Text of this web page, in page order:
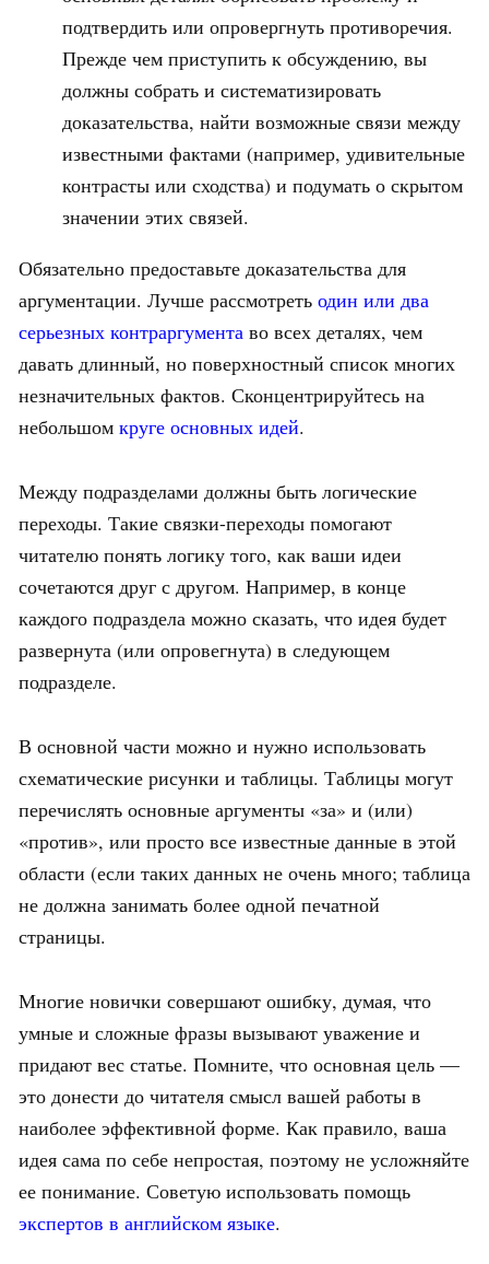
подтвердить или опровергнуть противоречия.
Прежде чем приступить к обсуждению, вы
должны собрать и систематизировать
доказательства, найти возможные связи между
известными фактами (например, удивительные
контрасты или сходства) и подумать о скрытом
значении этих связей.
Обязательно предоставьте доказательства для
аргументации. Лучше рассмотреть один или два
серьезных контраргумента во всех деталях, чем
давать длинный, но поверхностный список многих
незначительных фактов. Сконцентрируйтесь на
небольшом круге основных идей.
Между подразделами должны быть логические
переходы. Такие связки-переходы помогают
читателю понять логику того, как ваши идеи
сочетаются друг с другом. Например, в конце
каждого подраздела можно сказать, что идея будет
развернута (или опровегнута) в следующем
подразделе.
В основной части можно и нужно использовать
схематические рисунки и таблицы. Таблицы могут
перечислять основные аргументы «за» и (или)
«против», или просто все известные данные в этой
области (если таких данных не очень много; таблица
не должна занимать более одной печатной
страницы.
Многие новички совершают ошибку, думая, что
умные и сложные фразы вызывают уважение и
придают вес статье. Помните, что основная цель —
это донести до читателя смысл вашей работы в
наиболее эффективной форме. Как правило, ваша
идея сама по себе непростая, поэтому не усложняйте
ее понимание. Советую использовать помощь
экспертов в английском языке.